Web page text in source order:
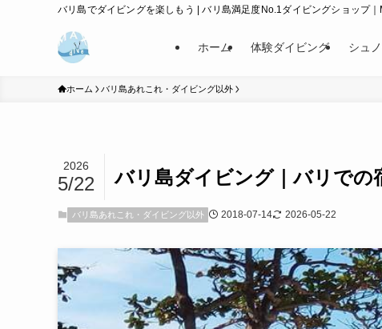
バリ島でダイビングを楽しもう | バリ島満足度No.1ダイビングショップ｜
ホーム 体験ダイビング シュ
ホーム バリ島あれこれ・ダイビング以外
バリ島ダイビング｜バリでの
2026
5/22
バリ島あれこれ・ダイビング以外 2018-07-14 2026-05-22